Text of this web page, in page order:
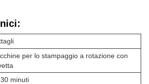
per lo stampaggio a rotazione con
minuti